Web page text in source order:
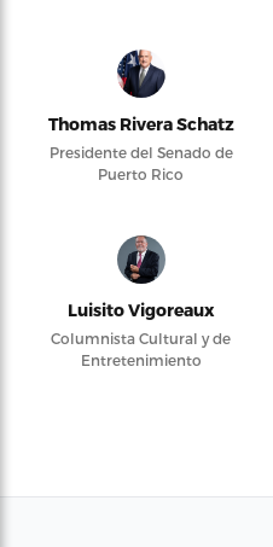
Thomas Rivera Schatz
Presidente del Senado de
Puerto Rico
Luisito Vigoreaux
Columnista Cultural y de
Entretenimiento